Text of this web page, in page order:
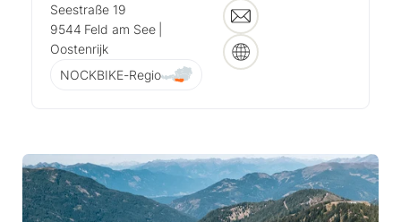
Seestraße 19
9544 Feld am See
Oostenrijk
NOCKBIKE-Regio